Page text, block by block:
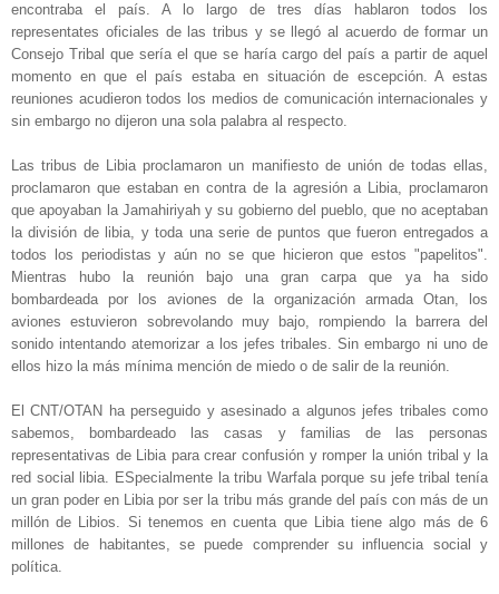
encontraba el país. A lo largo de tres días hablaron todos los
representates oficiales de las tribus y se llegó al acuerdo de formar un
Consejo Tribal que sería el que se haría cargo del país a partir de aquel
momento en que el país estaba en situación de escepción. A estas
reuniones acudieron todos los medios de comunicación internacionales y
sin embargo no dijeron una sola palabra al respecto.
Las tribus de Libia proclamaron un manifiesto de unión de todas ellas,
proclamaron que estaban en contra de la agresión a Libia, proclamaron
que apoyaban la Jamahiriyah y su gobierno del pueblo, que no aceptaban
la división de libia, y toda una serie de puntos que fueron entregados a
todos los periodistas y aún no se que hicieron que estos "papelitos".
Mientras hubo la reunión bajo una gran carpa que ya ha sido
bombardeada por los aviones de la organización armada Otan, los
aviones estuvieron sobrevolando muy bajo, rompiendo la barrera del
sonido intentando atemorizar a los jefes tribales. Sin embargo ni uno de
ellos hizo la más mínima mención de miedo o de salir de la reunión.
El CNT/OTAN ha perseguido y asesinado a algunos jefes tribales como
sabemos, bombardeado las casas y familias de las personas
representativas de Libia para crear confusión y romper la unión tribal y la
red social libia. ESpecialmente la tribu Warfala porque su jefe tribal tenía
un gran poder en Libia por ser la tribu más grande del país con más de un
millón de Libios. Si tenemos en cuenta que Libia tiene algo más de 6
millones de habitantes, se puede comprender su influencia social y
política.